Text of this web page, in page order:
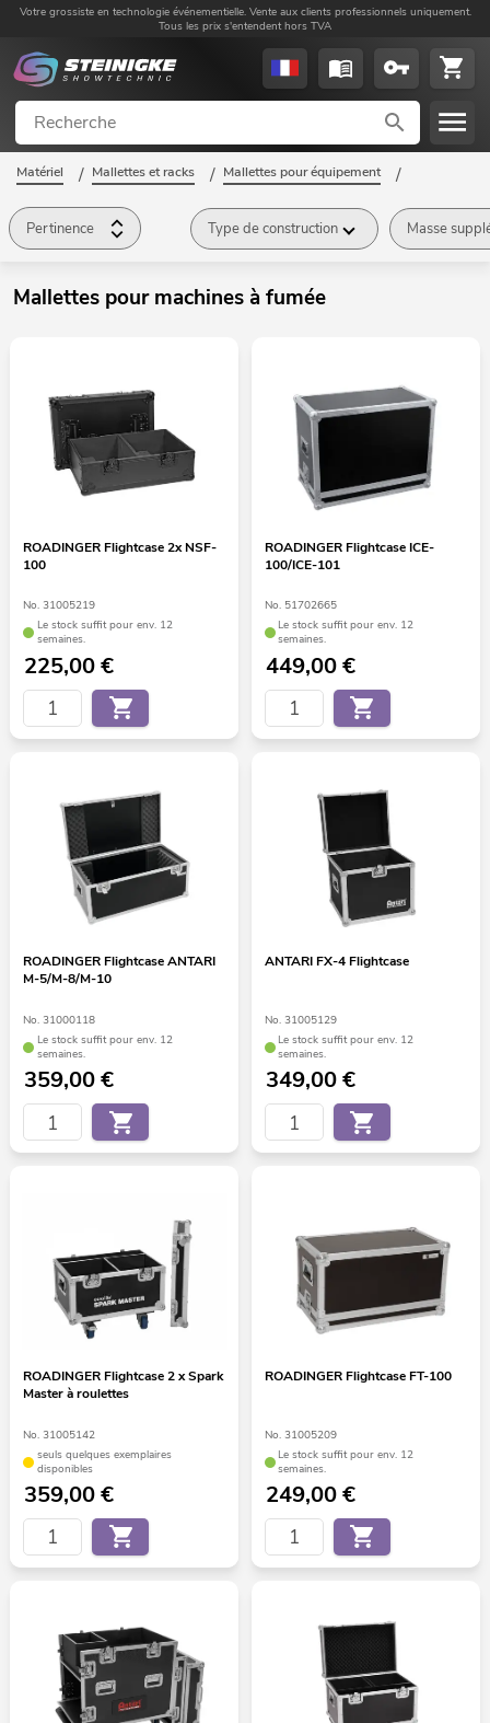
Votre grossiste en technologie événementielle. Vente aux clients professionnels uniquement.
Tous les prix s'entendent hors TVA
Matériel / Mallettes et racks / Mallettes pour équipement /
Pertinence Type de construction Masse
Mallettes pour machines à fumée
ROADINGER Flightcase 2x NSF-
100
No. 31005219
Le stock suffit pour env. 12
semaines.
225,00€
ROADINGER Flightcase ICE-
100/ICE-101
No. 51702665
Le stock suffit pour env. 12
semaines.
449,00€
ROADINGER Flightcase ANTARI
M-5/M-8/M-10
No. 31000118
Le stock suffit pour env. 12
semaines.
359,00€
ANTARI FX-4 Flightcase
No. 31005129
Le stock suffit pour env. 12
semaines.
349,00€
ROADINGER Flightcase 2 x Spark
Master à roulettes
No. 31005142
seuls quelques exemplaires
disponibles
359,00€
ROADINGER Flightcase FT-100
No. 31005209
Le stock suffit pour env. 12
semaines.
249,00€